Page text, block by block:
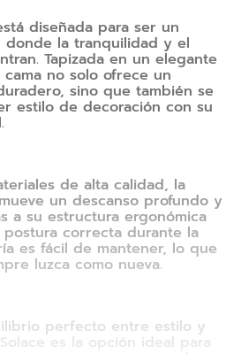
diseñada para ser un
donde la tranquilidad y el
Tapizada en un elegante
no solo ofrece un
sino que también se
estilo de decoración con su
de alta calidad, la
un descanso profundo y
a su estructura ergonómica
correcta durante la
es fácil de mantener, lo que
luzca como nueva.
perfecto entre estilo y
es la opción ideal para